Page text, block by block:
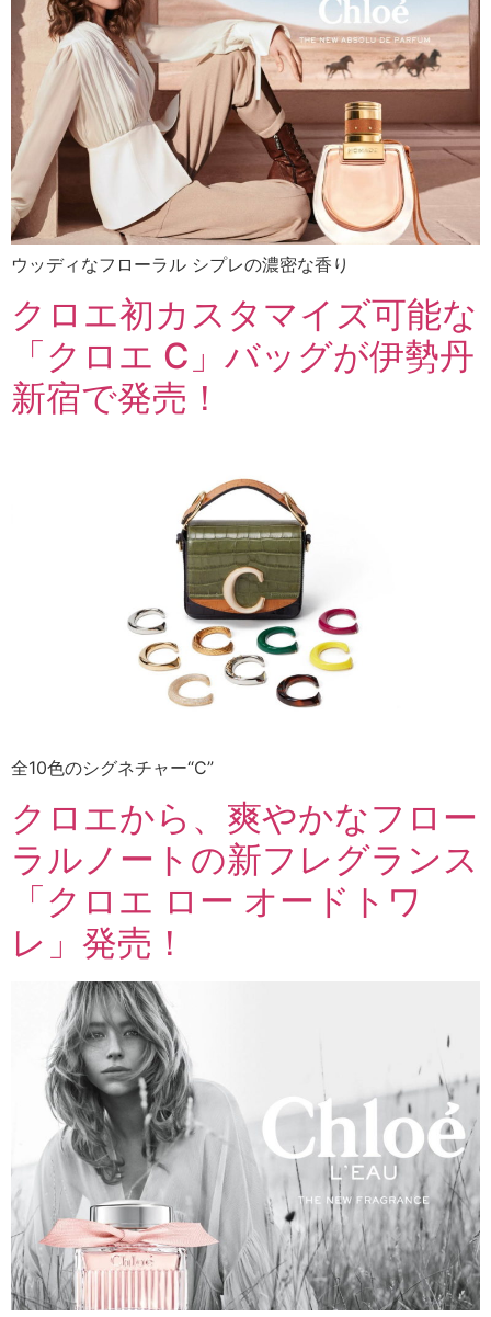
ウッディなフローラル シプレの濃密な香り
クロエ初カスタマイズ可能な
「クロエ C」バッグが伊勢丹
新宿で発売！
全10色のシグネチャー“C”
クロエから、爽やかなフロー
ラルノートの新フレグランス
「クロエ ロー オードトワ
レ」発売！